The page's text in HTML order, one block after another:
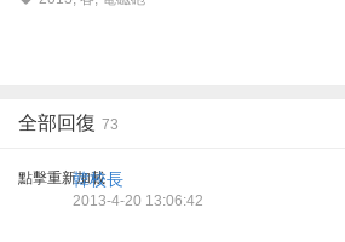
全部回復 73
點擊重新加載
韓校長
2013-4-20 13:06:42